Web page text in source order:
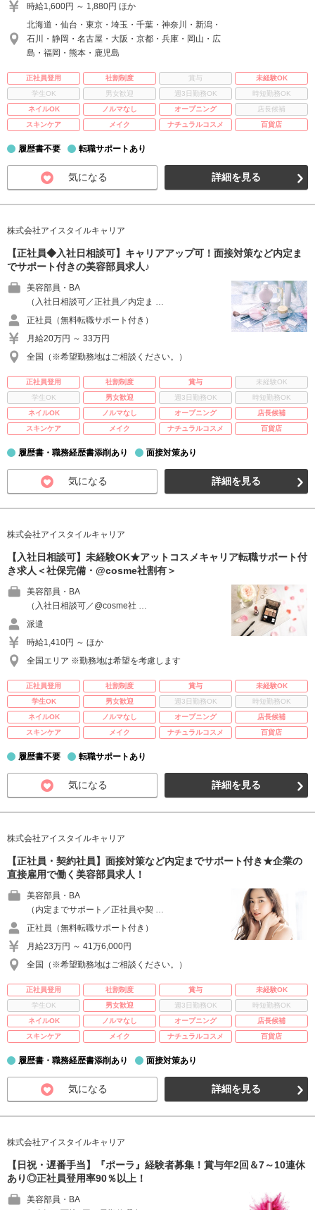
時給1,600円 ～ 1,880円 ほか
北海道・仙台・東京・埼玉・千葉・神奈川・新潟・
石川・静岡・名古屋・大阪・京都・兵庫・岡山・広
島・福岡・熊本・鹿児島
正社員登用 社割制度 賞与
未経験OK
学生OK
男女歓迎 週3日勤務OK
時短勤務OK
ネイルOK
ノルマなし オープニング
店長候補
スキンケア
メイク ナチュラルコスメ 百貨店
履歴書不要 転職サポートあり
気になる 詳細を見る
株式会社アイスタイルキャリア
【正社員◆入社日相談可】キャリアアップ可！面接対策など内定ま
でサポート付きの美容部員求人♪
美容部員・BA
（入社日相談可／正社員／内定ま …
正社員（無料転職サポート付き）
月給20万円 ～ 33万円
全国（※希望勤務地はご相談ください。）
正社員登用 社割制度 賞与
未経験OK
学生OK
男女歓迎 週3日勤務OK
時短勤務OK
ネイルOK
ノルマなし オープニング
店長候補
スキンケア
メイク ナチュラルコスメ 百貨店
履歴書・職務経歴書添削あり 面接対策あり
気になる 詳細を見る
株式会社アイスタイルキャリア
【入社日相談可】未経験OK★アットコスメキャリア転職サポート付
き求人＜社保完備・@cosme社割有＞
美容部員・BA
（入社日相談可／@cosme社 …
派遣
時給1,410円 ～ ほか
全国エリア ※勤務地は希望を考慮します
正社員登用 社割制度 賞与
未経験OK
学生OK
男女歓迎 週3日勤務OK
時短勤務OK
ネイルOK
ノルマなし オープニング
店長候補
スキンケア
メイク ナチュラルコスメ 百貨店
履歴書不要 転職サポートあり
気になる 詳細を見る
株式会社アイスタイルキャリア
【正社員・契約社員】面接対策など内定までサポート付き★企業の
直接雇用で働く美容部員求人！
美容部員・BA
（内定までサポート／正社員や契 …
正社員（無料転職サポート付き）
月給23万円 ～ 41万6,000円
全国（※希望勤務地はご相談ください。）
正社員登用 社割制度 賞与
未経験OK
学生OK
男女歓迎 週3日勤務OK
時短勤務OK
ネイルOK
ノルマなし オープニング
店長候補
スキンケア
メイク ナチュラルコスメ 百貨店
履歴書・職務経歴書添削あり 面接対策あり
気になる 詳細を見る
株式会社アイスタイルキャリア
【日祝・遅番手当】『ポーラ』経験者募集！賞与年2回＆7～10連休
あり◎正社員登用率90％以上！
美容部員・BA